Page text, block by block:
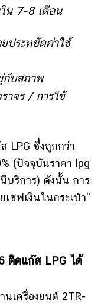
น 7-8 เดือน
ประหยัดค่าใช้
กับสภาพ
าจร / การใช้
LPG ซึ่งถูกกว่า
(ปัจจุบันราคา lpg
ริการ) ดังนั้น การ
ซฟเงินในกระเป๋า”
ติดแก๊ส LPG ได้
นเครื่องยนต์ 2TR-